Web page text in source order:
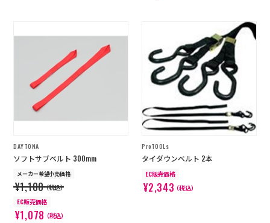
DAYTONA
ソフトサブベルト 300mm
メーカー希望小売価格
¥1,100（税込）
EC販売価格
¥1,078（税込）
ProTOOLs
タイダウンベルト 2本
EC販売価格
¥2,343（税込）